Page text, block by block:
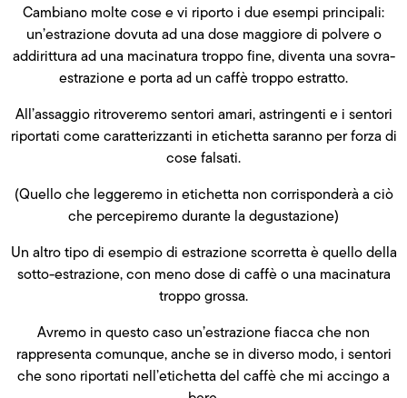
Cambiano molte cose e vi riporto i due esempi principali:
un’estrazione dovuta ad una dose maggiore di polvere o
addirittura ad una macinatura troppo fine, diventa una sovra-
estrazione e porta ad un caffè troppo estratto.
All’assaggio ritroveremo sentori amari, astringenti e i sentori
riportati come caratterizzanti in etichetta saranno per forza di
cose falsati.
(Quello che leggeremo in etichetta non corrisponderà a ciò
che percepiremo durante la degustazione)
Un altro tipo di esempio di estrazione scorretta è quello della
sotto-estrazione, con meno dose di caffè o una macinatura
troppo grossa.
Avremo in questo caso un’estrazione fiacca che non
rappresenta comunque, anche se in diverso modo, i sentori
che sono riportati nell’etichetta del caffè che mi accingo a